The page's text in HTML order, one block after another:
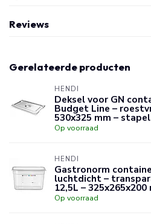
Reviews
Gerelateerde producten
HENDI
Deksel voor GN
Budget Line –
530x325 mm –
Op voorraad
HENDI
Gastronorm
luchtdicht –
12,5L – 325x265x200
Op voorraad